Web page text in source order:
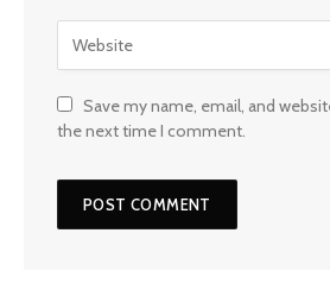
Save my name, email, and
the next time I comment.